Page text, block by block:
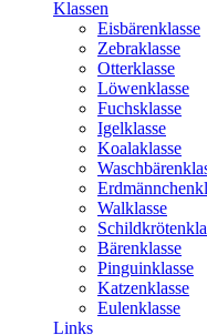
Klassen
Eisbärenklasse
Zebraklasse
Otterklasse
Löwenklasse
Fuchsklasse
Igelklasse
Koalaklasse
Walklasse
Bärenklasse
Pinguinklasse
Katzenklasse
Eulenklasse
Links